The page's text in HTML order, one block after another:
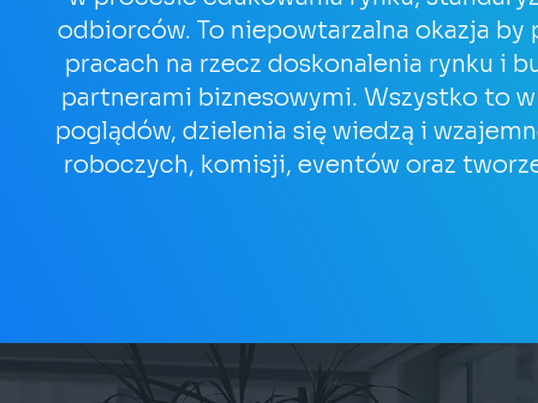
odbiorców. To niepowtarzalna okazja
pracach na rzecz doskonalenia rynku i
partnerami biznesowymi. Wszystko to
poglądów, dzielenia się wiedzą i
roboczych, komisji, eventów oraz